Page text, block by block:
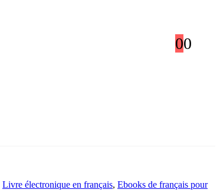
00
Livre électronique en français, Ebooks de français pour